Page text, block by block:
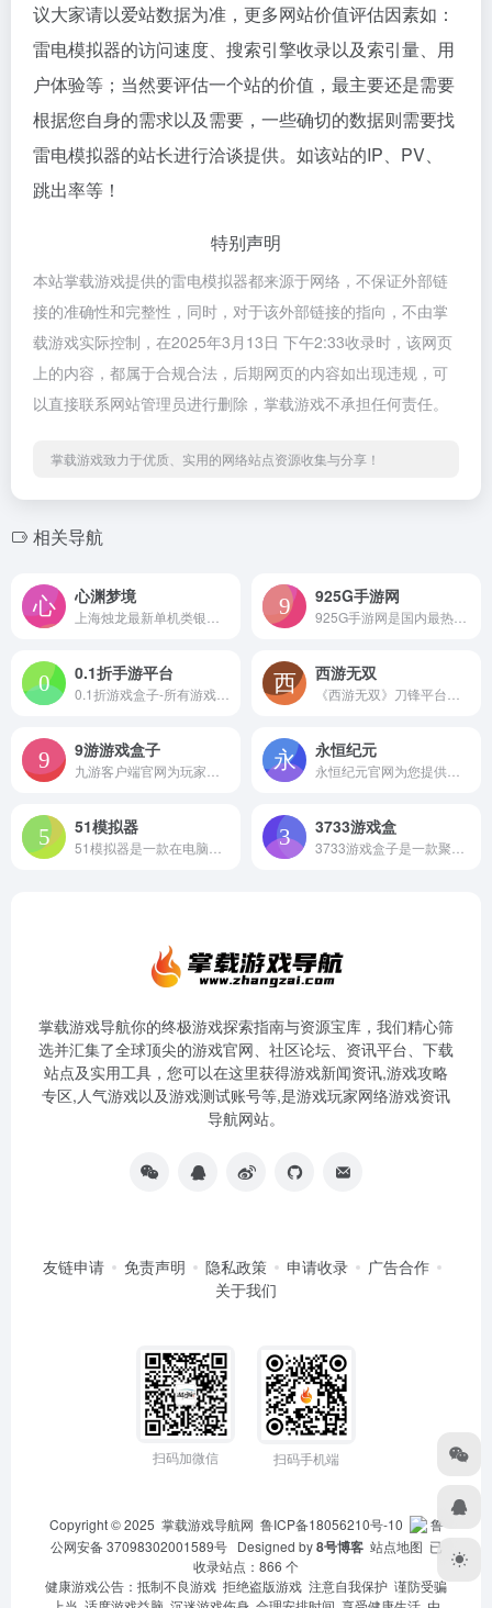
议大家请以爱站数据为准，更多网站价值评估因素如：
雷电模拟器的访问速度、搜索引擎收录以及索引量、用
户体验等；当然要评估一个站的价值，最主要还是需要
根据您自身的需求以及需要，一些确切的数据则需要找
雷电模拟器的站长进行洽谈提供。如该站的IP、PV、
跳出率等！
特别声明
本站掌载游戏提供的雷电模拟器都来源于网络，不保证外部链
接的准确性和完整性，同时，对于该外部链接的指向，不由掌
载游戏实际控制，在2025年3月13日 下午2:33收录时，该网页
上的内容，都属于合规合法，后期网页的内容如出现违规，可
以直接联系网站管理员进行删除，掌载游戏不承担任何责任。
掌载游戏致力于优质、实用的网络站点资源收集与分享！
相关导航
心渊梦境 925G手游网
0.1折手游平台 西游无双
9游游戏盒子 永恒纪元
51模拟器 3733游戏盒
掌载游戏导航你的终极游戏探索指南与资源宝库，我们精心筛
选并汇集了全球顶尖的游戏官网、社区论坛、资讯平台、下载
站点及实用工具，您可以在这里获得游戏新闻资讯,游戏攻略
专区,人气游戏以及游戏测试账号等,是游戏玩家网络游戏资讯
导航网站。
友链申请 免责声明 隐私政策 申请收录
广告合作
关于我们
扫码加微信 扫码手机端
Copyright © 2025 掌载游戏导航网 鲁ICP备18056210号-10
鲁
公网安备 37098302001589号Designed by8号博客 站点地图 已
收录站点：866 个
健康游戏公告：抵制不良游戏 拒绝盗版游戏 注意自我保护 谨防受骗